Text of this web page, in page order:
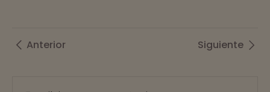
Anterior Siguiente